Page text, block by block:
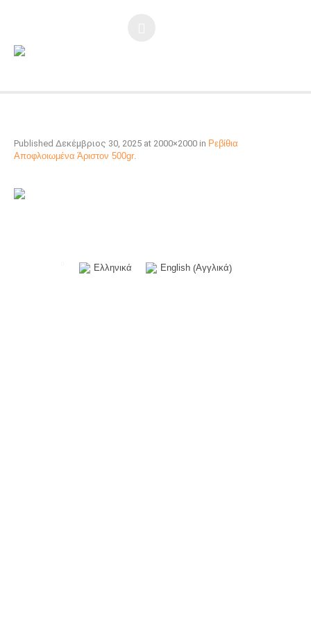
Published Δεκέμβριος 30, 2025 at 2000×2000 in Ρεβίθια
Αποφλοιωμένα Άριστον 500gr.
Ελληνικά English (Αγγλικά)